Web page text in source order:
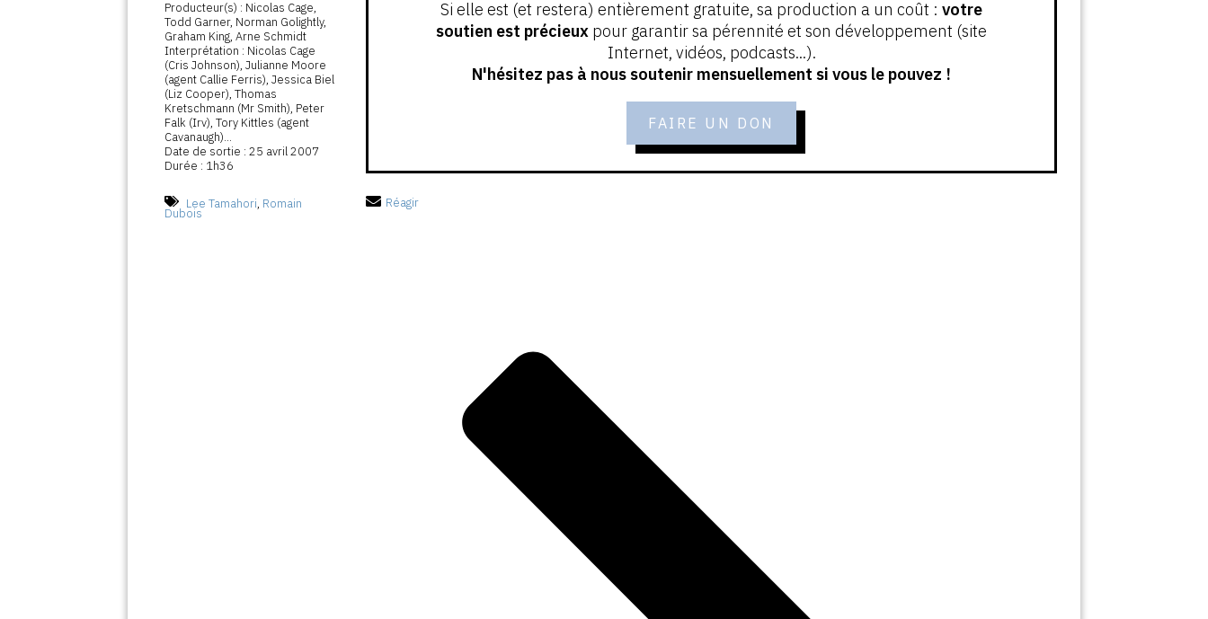
Producteur(s) : Nicolas Cage,
Todd Garner, Norman Golightly,
Graham King, Arne Schmidt
Interprétation : Nicolas Cage
(Cris Johnson), Julianne Moore
(agent Callie Ferris), Jessica Biel
(Liz Cooper), Thomas
Kretschmann (Mr Smith), Peter
Falk (Irv), Tory Kittles (agent
Cavanaugh)...
Date de sortie : 25 avril 2007
Durée : 1h36
Lee Tamahori, Romain
Dubois
Si elle est (et restera) entièrement gratuite, sa production a un coût : votre
soutien est précieux pour garantir sa pérennité et son développement (site
Internet, vidéos, podcasts...).
N'hésitez pas à nous soutenir mensuellement si vous le pouvez !
FAIRE UN DON
Réagir